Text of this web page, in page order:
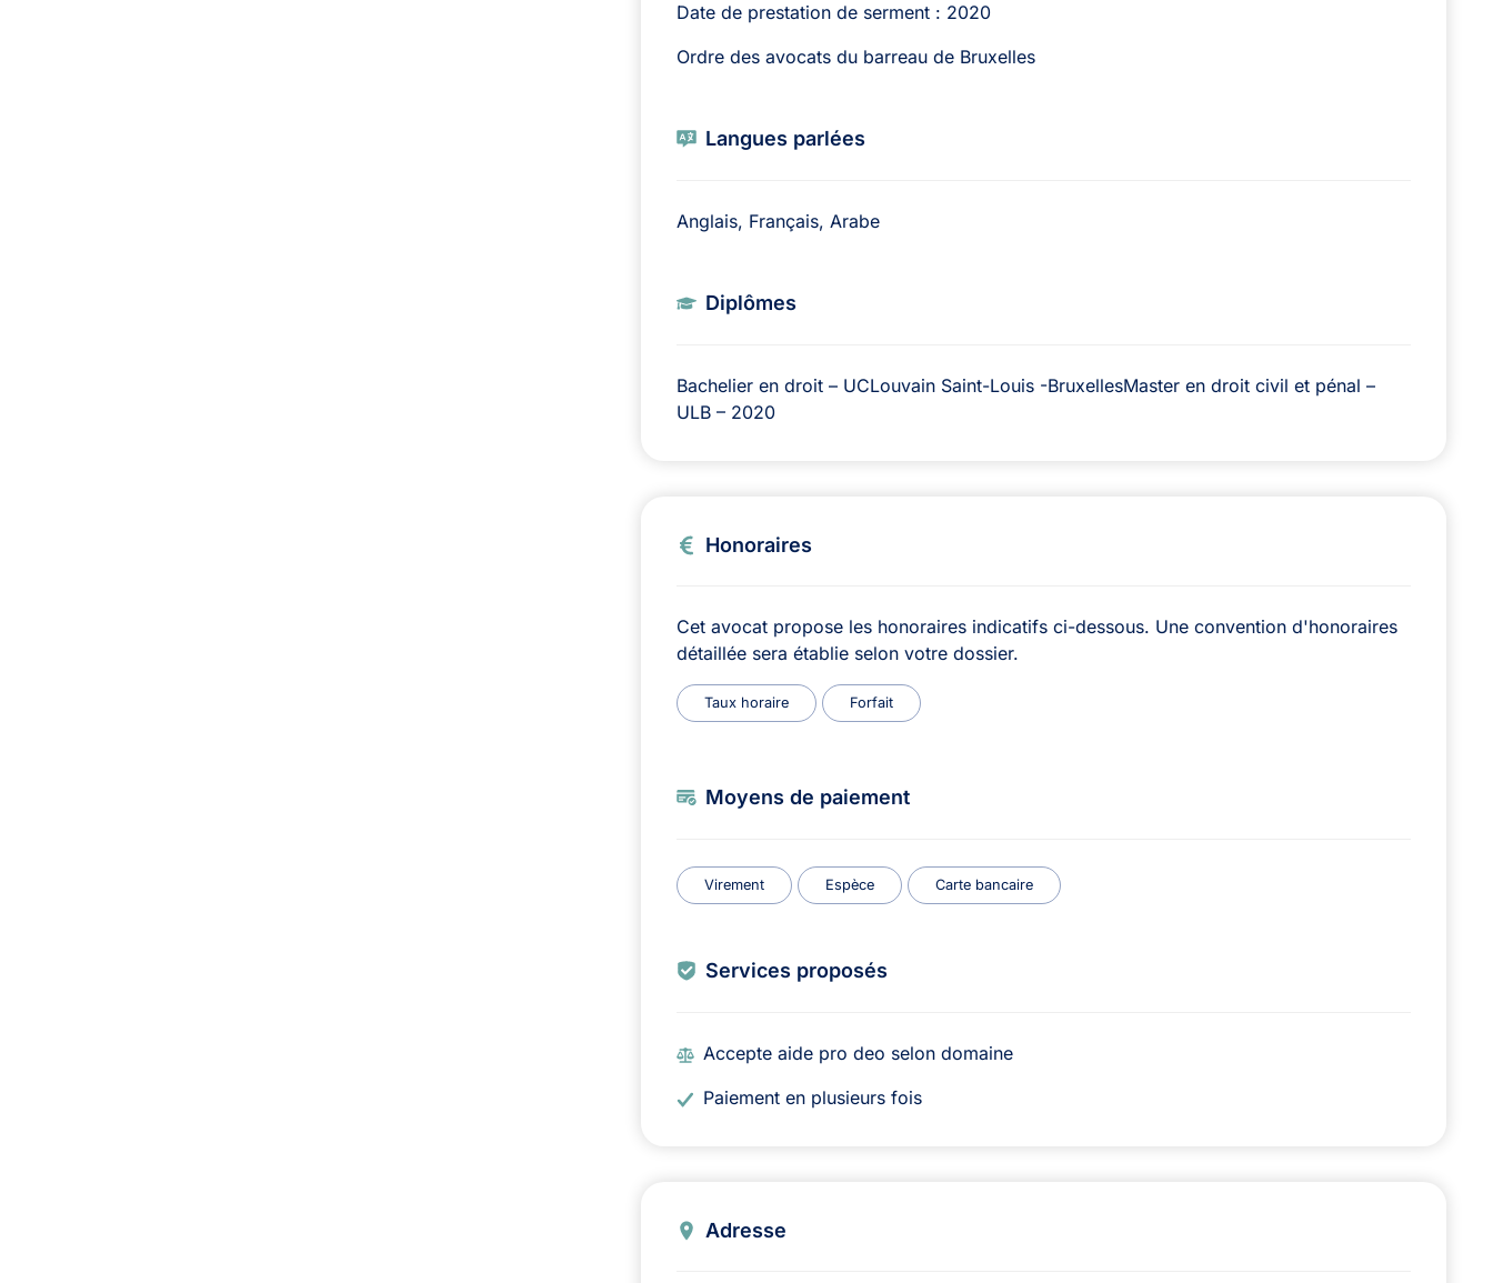
Date de prestation de serment : 2020
Ordre des avocats du barreau de Bruxelles
Langues parlées
Anglais, Français, Arabe
Diplômes
Bachelier en droit – UCLouvain Saint-Louis -BruxellesMaster en droit civil et pénal –
ULB – 2020
Honoraires
Cet avocat propose les honoraires indicatifs ci-dessous. Une convention d'honoraires
détaillée sera établie selon votre dossier.
Taux horaire Forfait
Moyens de paiement
Virement Espèce Carte bancaire
Services proposés
Accepte aide pro deo selon domaine
Paiement en plusieurs fois
Adresse